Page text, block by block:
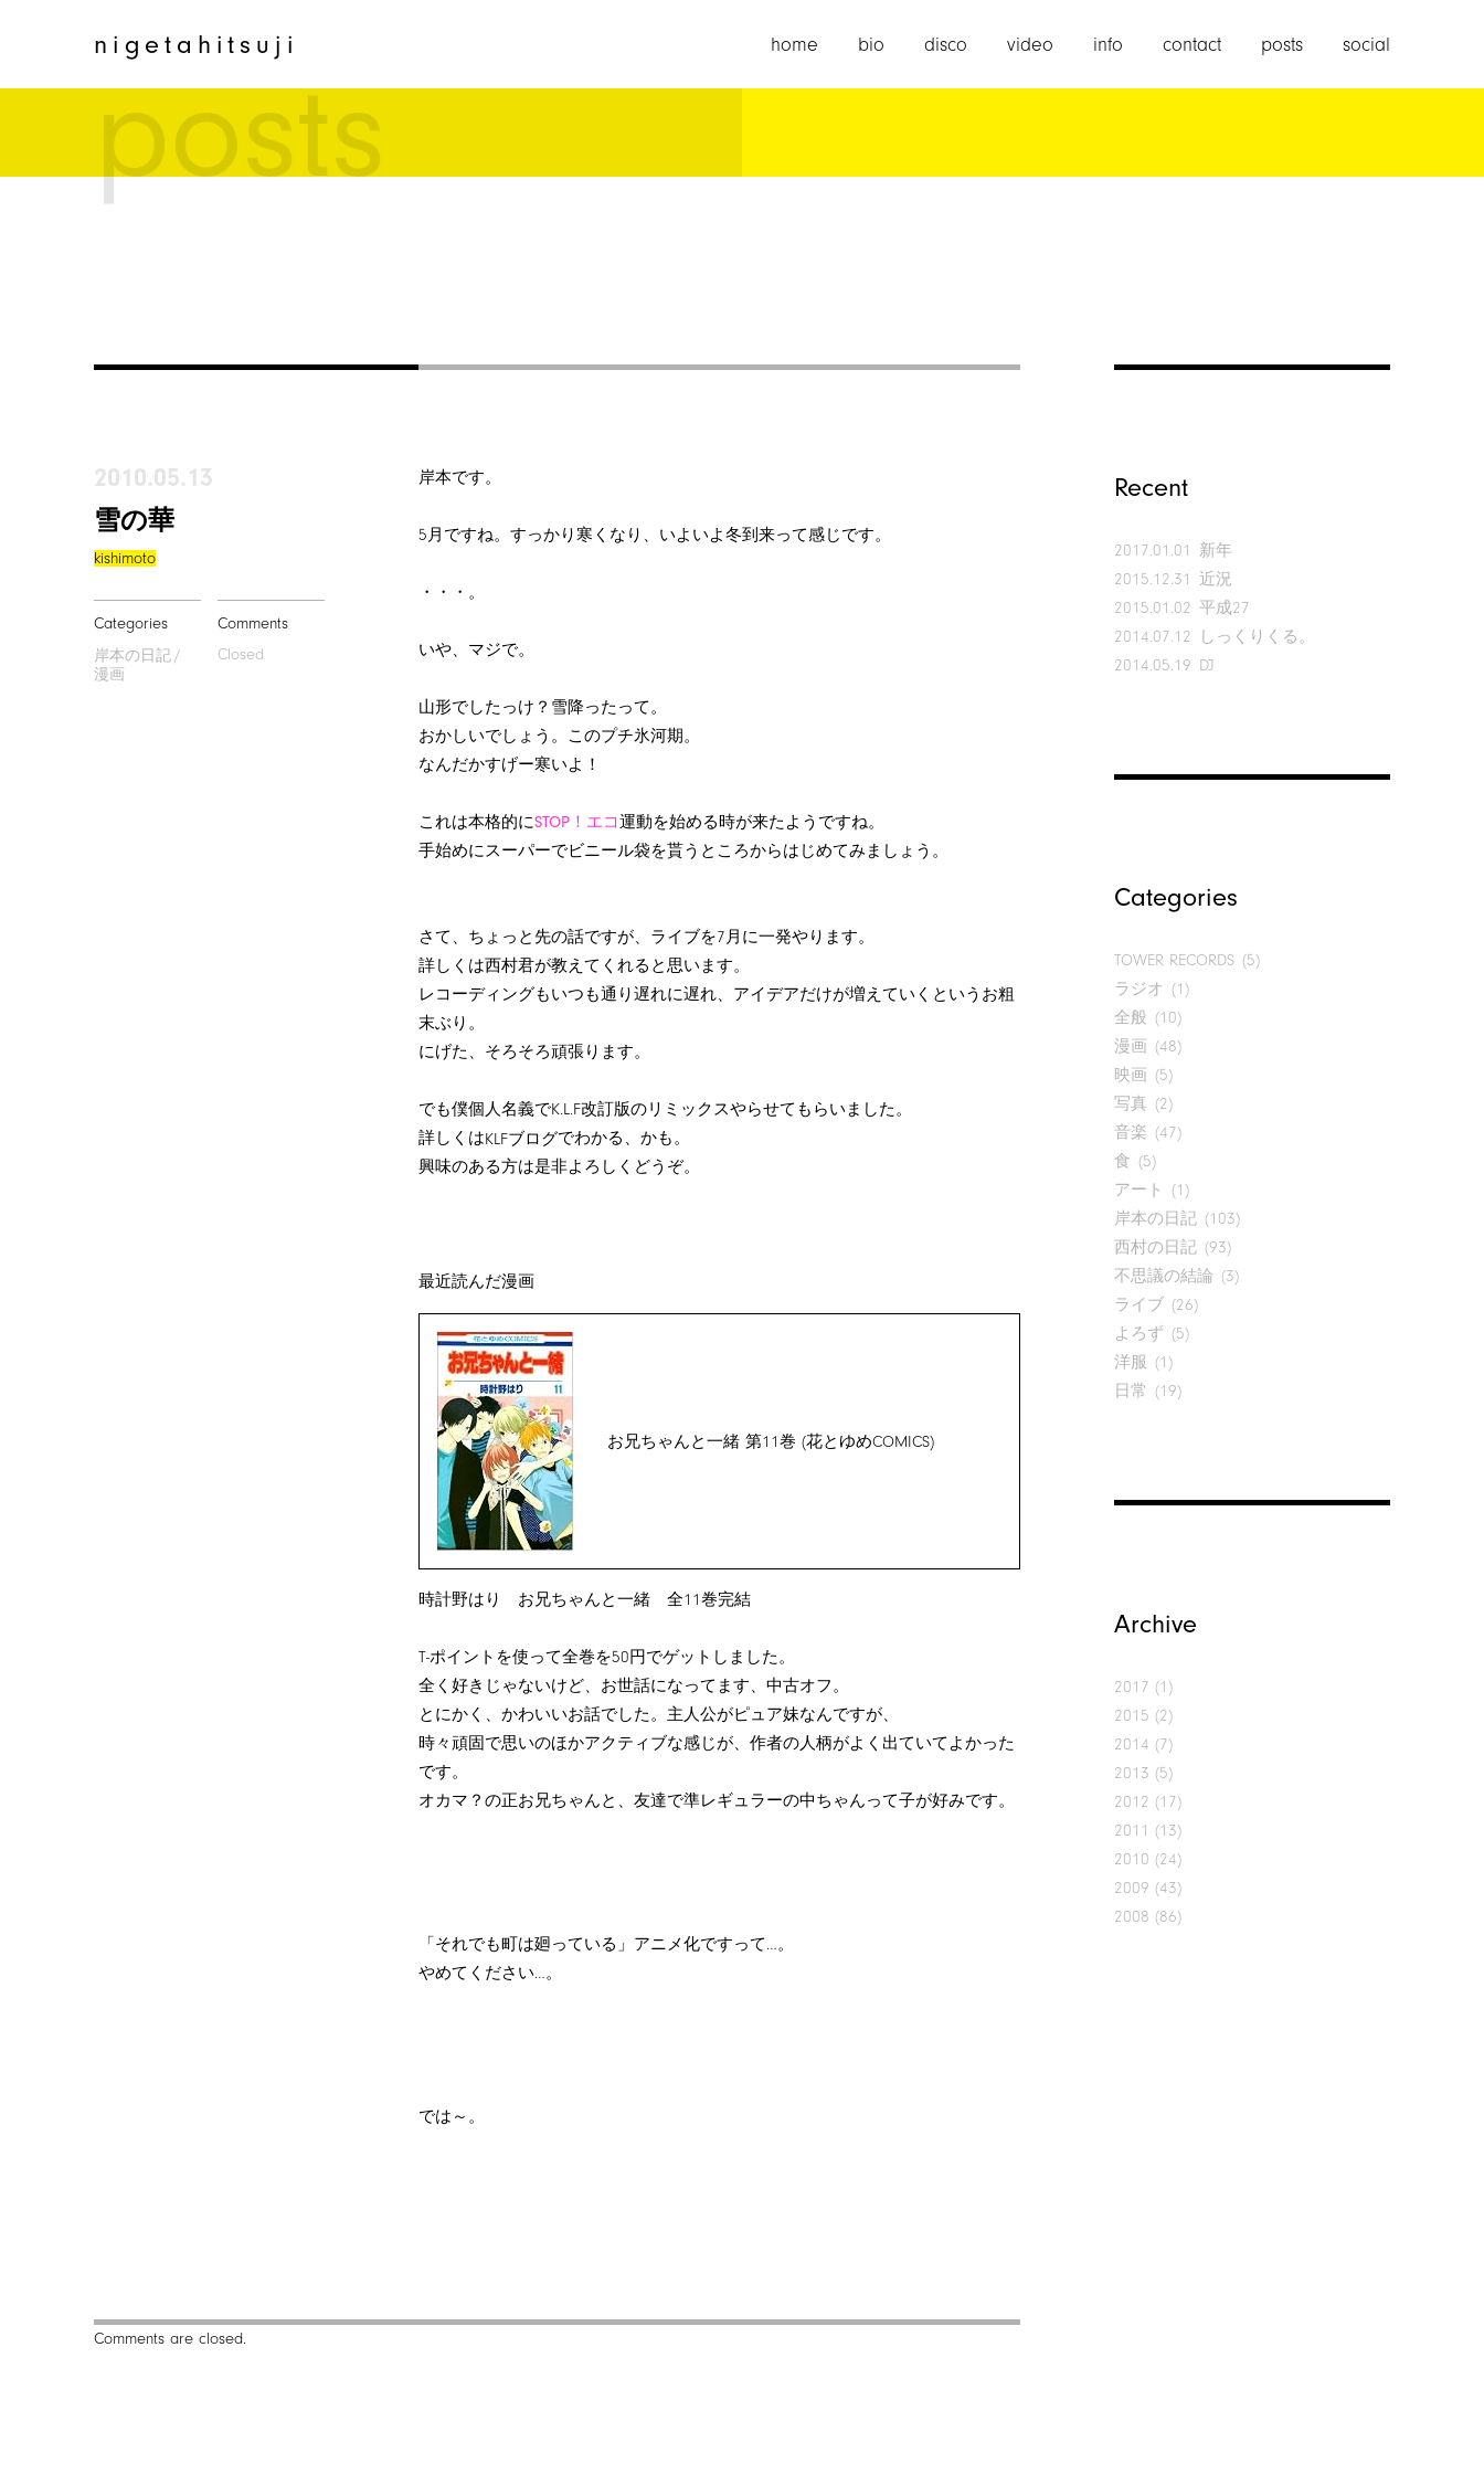
nigetahitsuji home bio disco video info contact posts social
posts
2010.05.13
雪の華
kishimoto
Categories
岸本の日記
漫画
Comments
Closed
岸本です。
5月ですね。すっかり寒くなり、いよいよ冬到来って感じです。
・・・。
いや、マジで。
山形でしたっけ？雪降ったって。
おかしいでしょう。このプチ氷河期。
なんだかすげー寒いよ！
これは本格的にSTOP！エコ運動を始める時が来たようですね。
手始めにスーパーでビニール袋を貰うところからはじめてみましょう。
さて、ちょっと先の話ですが、ライブを7月に一発やります。
詳しくは西村君が教えてくれると思います。
レコーディングもいつも通り遅れに遅れ、アイデアだけが増えていくというお粗
末ぶり。
にげた、そろそろ頑張ります。
でも僕個人名義でK.L.F改訂版のリミックスやらせてもらいました。
詳しくはKLFブログでわかる、かも。
興味のある方は是非よろしくどうぞ。
最近読んだ漫画
お兄ちゃんと一緒 第11巻 (花とゆめCOMICS)
時計野はり お兄ちゃんと一緒 全11巻完結
T-ポイントを使って全巻を50円でゲットしました。
全く好きじゃないけど、お世話になってます、中古オフ。
とにかく、かわいいお話でした。主人公がピュア妹なんですが、
時々頑固で思いのほかアクティブな感じが、作者の人柄がよく出ていてよかった
です。
オカマ？の正お兄ちゃんと、友達で準レギュラーの中ちゃんって子が好みです。
「それでも町は廻っている」アニメ化ですって…。
やめてください…。
では～。
Comments are closed.
Recent
2017.01.01
新年
2015.12.31
近況
2015.01.02 平成27
2014.07.12
しっくりくる。
2014.05.19 DJ
Categories
TOWER RECORDS (5)
ラジオ (1)
全般 (10)
漫画 (48)
映画 (5)
写真 (2)
音楽 (47)
食 (5)
アート
(1)
岸本の日記 (103)
西村の日記 (93)
不思議の結論 (3)
ライブ (26)
よろず (5)
洋服 (1)
日常 (19)
Archive
2017 (1)
2015 (2)
2014 (7)
2013 (5)
2012 (17)
2011 (13)
2010 (24)
2009 (43)
2008 (86)